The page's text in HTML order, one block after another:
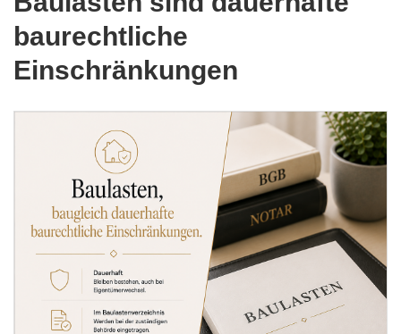
baurechtliche
Einschränkungen